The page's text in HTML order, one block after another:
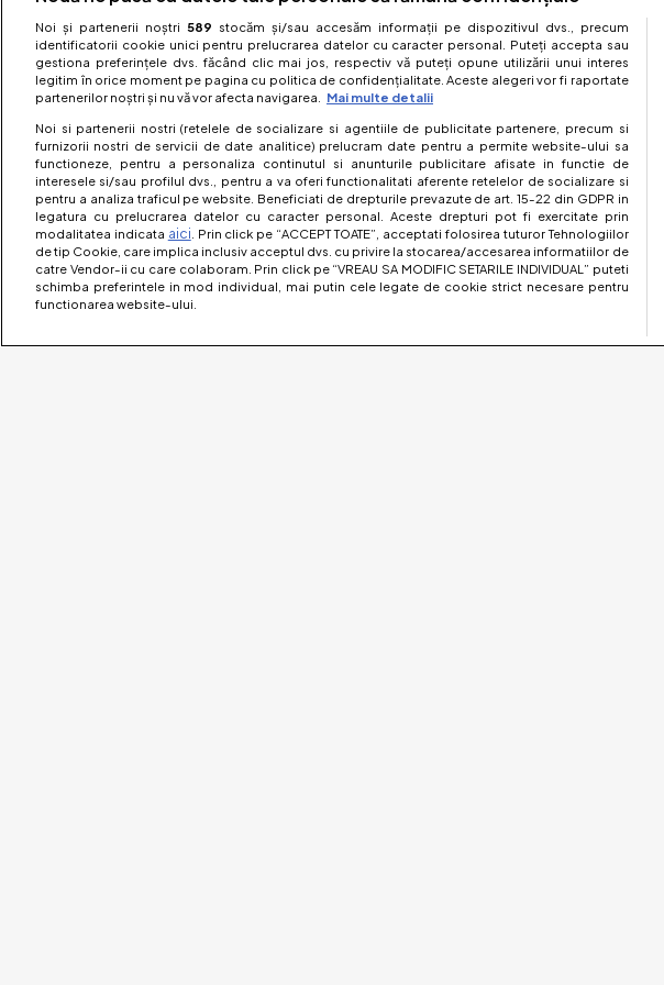
Noi și partenerii noștri 589 stocăm și/sau accesăm informații pe dispozitivul dvs., precum
identificatorii cookie unici pentru prelucrarea datelor cu caracter personal. Puteți accepta sau
gestiona preferințele dvs. făcând clic mai jos, respectiv vă puteți opune utilizării unui interes
legitim în orice moment pe pagina cu politica de confidențialitate. Aceste alegeri vor fi raportate
partenerilor noștri și nu vă vor afecta navigarea.
Mai multe detalii
Noi si partenerii nostri (retelele de socializare si agentiile de publicitate partenere, precum si
furnizorii nostri de servicii de date analitice) prelucram date pentru a permite website-ului sa
functioneze, pentru a personaliza continutul si anunturile publicitare afisate in functie de
interesele si/sau profilul dvs., pentru a va oferi functionalitati aferente retelelor de socializare si
pentru a analiza traficul pe website. Beneficiati de drepturile prevazute de art. 15-22 din GDPR in
legatura cu prelucrarea datelor cu caracter personal. Aceste drepturi pot fi exercitate prin
modalitatea indicata aici . Prin click pe “ACCEPT TOATE”, acceptati folosirea tuturor Tehnologiilor
de tip Cookie, care implica inclusiv acceptul dvs. cu privire la stocarea/accesarea informatiilor de
catre Vendor-ii cu care colaboram. Prin click pe “VREAU SA MODIFIC SETARILE INDIVIDUAL” puteti
schimba preferintele in mod individual, mai putin cele legate de cookie strict necesare pentru
functionarea website-ului.